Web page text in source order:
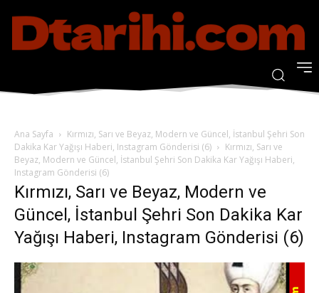
Ana Sayfa
Kırmızı, Sarı ve Beyaz, Modern ve Güncel, İstanbul Şehri Son
Dakika Kar Yağışı Haberi, Instagram Gönderisi (6)
Kırmızı, Sarı ve
Beyaz, Modern ve Güncel, İstanbul Şehri Son Dakika Kar Yağışı Haberi,
Instagram Gönderisi (6)
Kırmızı, Sarı ve Beyaz, Modern ve
Güncel, İstanbul Şehri Son Dakika Kar
Yağışı Haberi, Instagram Gönderisi (6)